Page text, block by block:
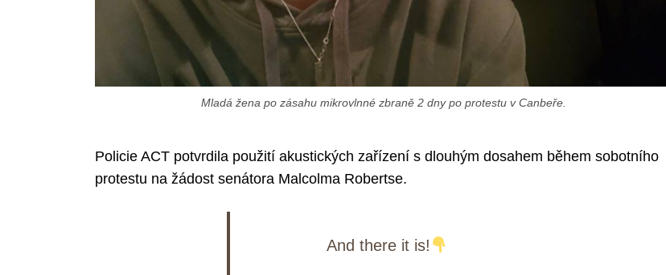
Mladá žena po zásahu mikrovlnné zbraně 2 dny po protestu v Canbeře.
Policie ACT potvrdila použití akustických zařízení s dlouhým dosahem během sobotního
protestu na žádost senátora Malcolma Robertse.
And there it is!